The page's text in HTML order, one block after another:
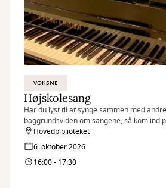
VOKSNE
Højskolesang
Har du lyst til at synge sammen med
baggrundsviden om sangene, så kom ind
vær med.
Hovedbiblioteket
6. oktober 2026
16:00 - 17:30